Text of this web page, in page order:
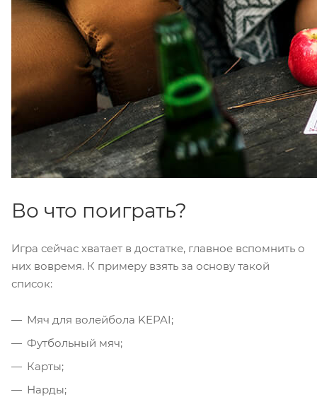
Во что поиграть?
Игра сейчас хватает в достатке, главное вспомнить о
них вовремя. К примеру взять за основу такой
список:
Мяч для волейбола KEPAI;
Футбольный мяч;
Карты;
Нарды;